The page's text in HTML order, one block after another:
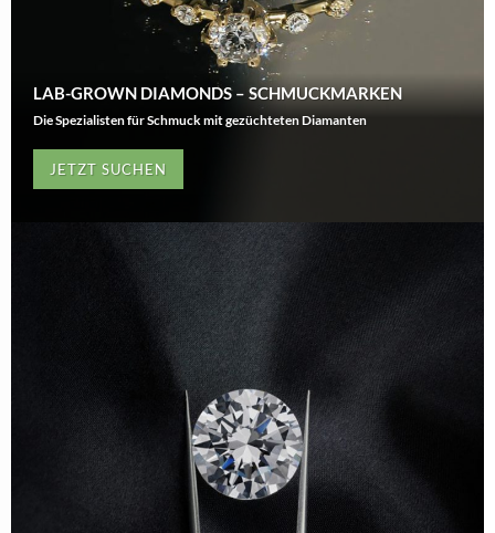
LAB-GROWN DIAMONDS – SCHMUCKMARKEN
Die Spezialisten für Schmuck mit gezüchteten Diamanten
JETZT SUCHEN